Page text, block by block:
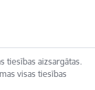
tiesības aizsargātas.
visas tiesības